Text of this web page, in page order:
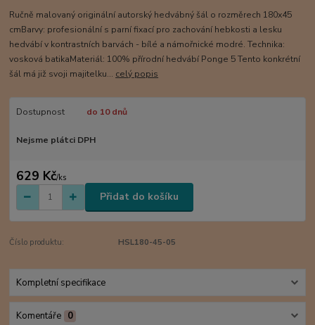
Ručně malovaný originální autorský hedvábný šál o rozměrech 180x45
cmBarvy: profesionální s parní fixací pro zachování hebkosti a lesku
hedvábí v kontrastních barvách - bílé a námořnické modré. Technika:
vosková batikaMateriál: 100% přírodní hedvábí Ponge 5 Tento konkrétní
šál má již svoji majitelku... celý popis
Dostupnost do 10 dnů
Nejsme plátci DPH
629 Kč/ks
Přidat do košíku
Číslo produktu: HSL180-45-05
Kompletní specifikace
Komentáře 0